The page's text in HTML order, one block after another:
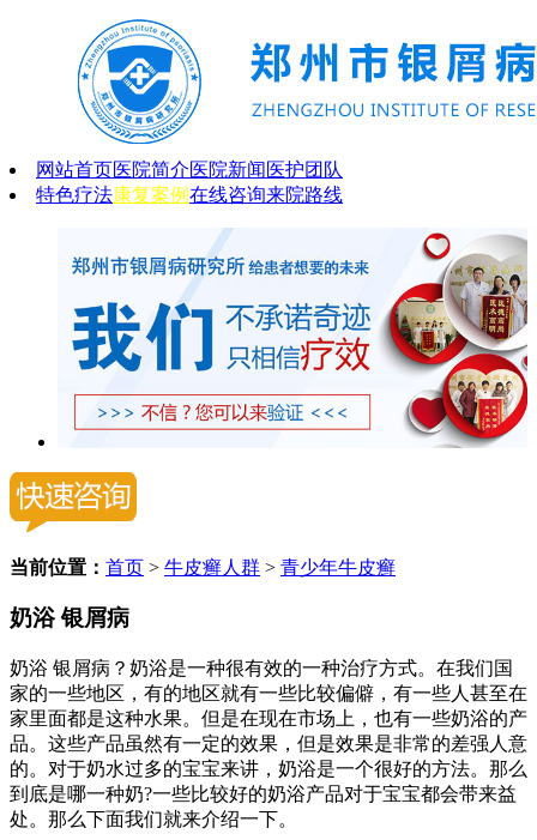
网站首页医院简介医院新闻 医护团队
特色疗法康复案例在线咨询来院路线
当前位置： 首页 > 牛皮癣人群 > 青少年牛皮癣
奶浴 银屑病
奶浴 银屑病？奶浴是一种很有效的一种治疗方式。在我们国
家的一些地区，有的地区就有一些比较偏僻，有一些人甚至在
家里面都是这种水果。但是在现在市场上，也有一些奶浴的产
品。这些产品虽然有一定的效果，但是效果是非常的差强人意
的。对于奶水过多的宝宝来讲，奶浴是一个很好的方法。那么
到底是哪一种奶?一些比较好的奶浴产品对于宝宝都会带来益
处。那么下面我们就来介绍一下。